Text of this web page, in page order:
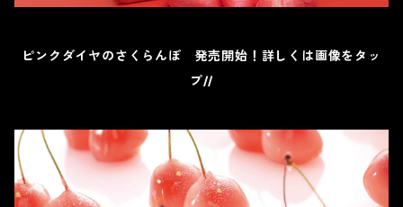
ピンクダイヤのさくらんぼ 発売開始！詳しくは画像をタッ
プ//